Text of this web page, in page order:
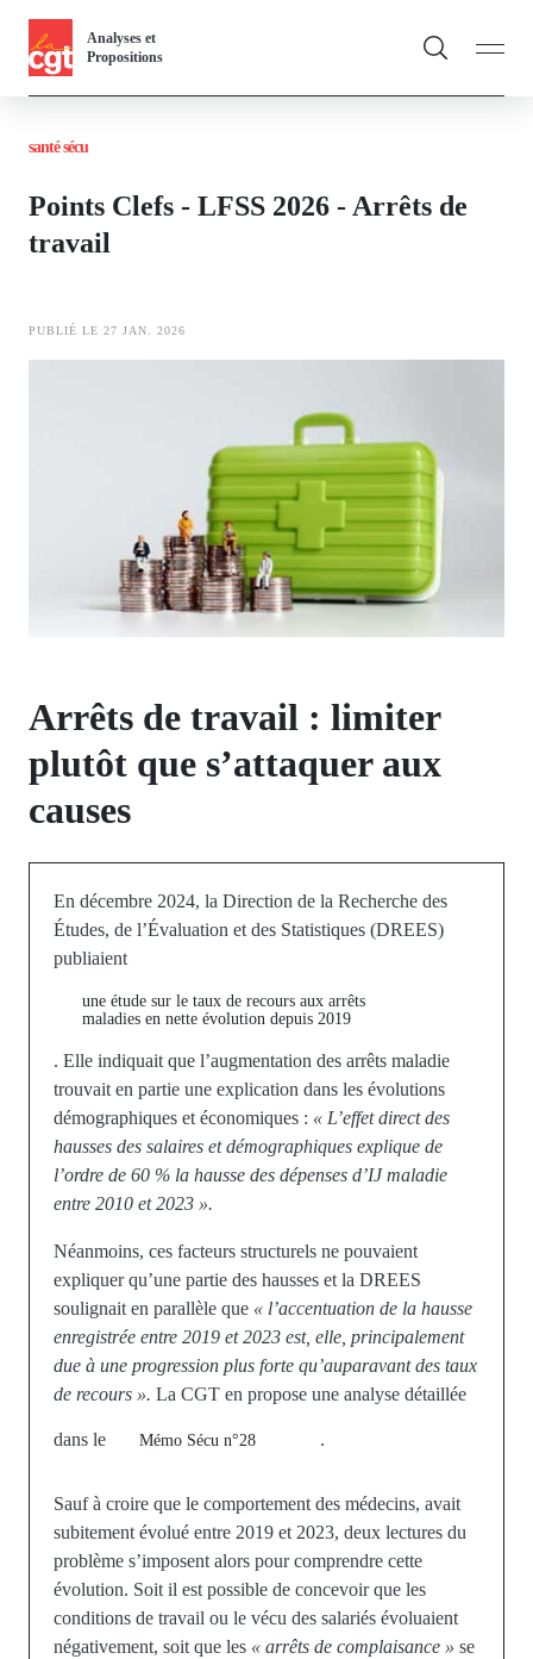
Aller
contenu
Analyses et
Propositions
santé sécu
Points Clefs - LFSS 2026 - Arrêts de
travail
PUBLIÉ LE 27 JAN. 2026
Arrêts de travail : limiter
plutôt que s’attaquer aux
causes
En décembre 2024, la Direction de la Recherche des
Études, de l’Évaluation et des Statistiques (DREES)
publiaient
une étude sur le taux de recours aux arrêts
maladies en nette évolution depuis 2019
. Elle indiquait que l’augmentation des arrêts maladie
trouvait en partie une explication dans les évolutions
démographiques et économiques : « L’effet direct des
hausses des salaires et démographiques explique de
l’ordre de 60 % la hausse des dépenses d’IJ maladie
entre 2010 et 2023 ».
Néanmoins, ces facteurs structurels ne pouvaient
expliquer qu’une partie des hausses et la DREES
soulignait en parallèle que « l’accentuation de la hausse
enregistrée entre 2019 et 2023 est, elle, principalement
due à une progression plus forte qu’auparavant des taux
de recours ». La CGT en propose une analyse détaillée
dans le Mémo Sécu n°28 .
Sauf à croire que le comportement des médecins, avait
subitement évolué entre 2019 et 2023, deux lectures du
problème s’imposent alors pour comprendre cette
évolution. Soit il est possible de concevoir que les
conditions de travail ou le vécu des salariés évoluaient
négativement, soit que les « arrêts de complaisance » se